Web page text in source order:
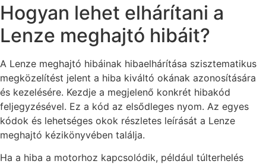
Hogyan lehet elhárítani a
Lenze meghajtó hibáit?
A Lenze meghajtó hibáinak hibaelhárítása szisztematikus
megközelítést jelent a hiba kiváltó okának azonosítására
és kezelésére. Kezdje a megjelenő konkrét hibakód
feljegyzésével. Ez a kód az elsődleges nyom. Az egyes
kódok és lehetséges okok részletes leírását a Lenze
meghajtó kézikönyvében találja.
Ha a hiba a motorhoz kapcsolódik, például túlterhelés